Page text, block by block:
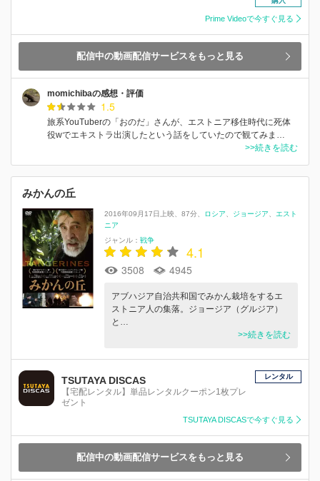
Prime Videoで今すぐ見る
配信中の動画配信サービスをもっと見る
momichibaの感想・評価
1.5
旅系YouTuberの「おのだ」さんが、エストニア移住時代に死体
役wでエキストラ出演したという話をしていたので観てみま…
>>続きを読む
みかんの丘
2016年09月17日上映 87分 ロシア ジョージア
エスト
ニア
ジャンル： 戦争
4.1
3508 4945
アブハジア自治共和国でみかん栽培をするエ
ストニア人の集落。ジョージア（グルジア）
と…
>>続きを読む
TSUTAYA DISCAS
【宅配レンタル】単品レンタルクーポン1枚プレ
ゼント
レンタル
TSUTAYA DISCASで今すぐ見る
配信中の動画配信サービスをもっと見る